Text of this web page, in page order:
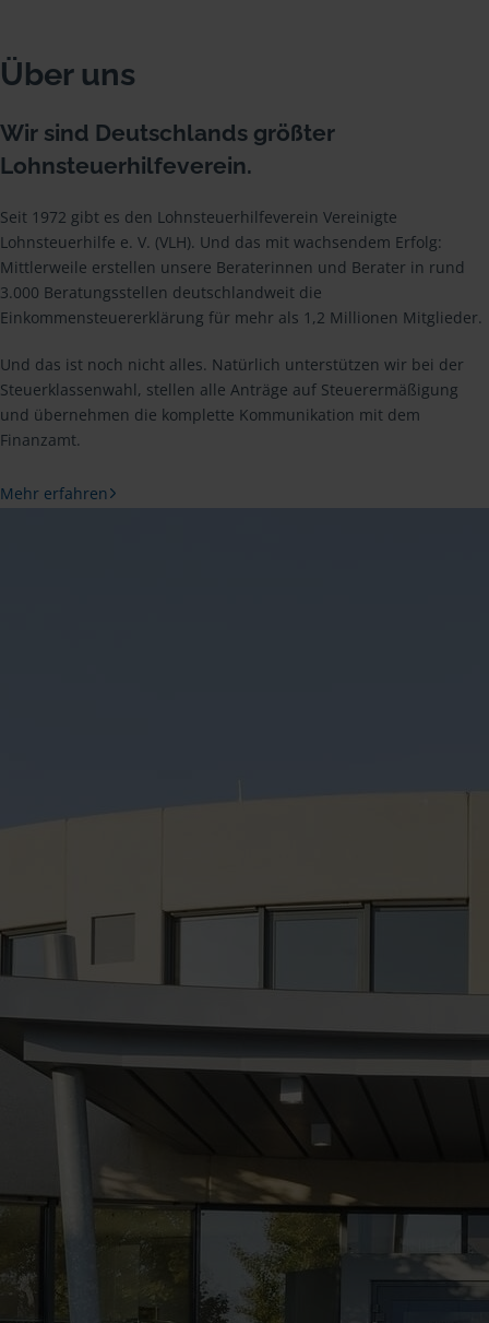
Über uns
Wir sind Deutschlands größter
Lohnsteuerhilfeverein.
Seit 1972 gibt es den Lohnsteuerhilfeverein Vereinigte
Lohnsteuerhilfe e. V. (VLH). Und das mit wachsendem Erfolg:
Mittlerweile erstellen unsere Beraterinnen und Berater in rund
3.000 Beratungsstellen deutschlandweit die
Einkommensteuererklärung für mehr als 1,2 Millionen Mitglieder.
Und das ist noch nicht alles. Natürlich unterstützen wir bei der
Steuerklassenwahl, stellen alle Anträge auf Steuerermäßigung
und übernehmen die komplette Kommunikation mit dem
Finanzamt.
Mehr erfahren